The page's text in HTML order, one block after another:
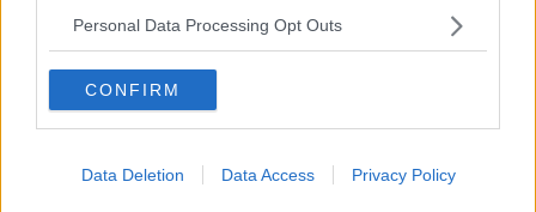
Personal Data Processing Opt Outs
CONFIRM
Data Deletion Data Access Privacy Policy
La farsa delle elezioni in Siria
In Medioriente non ci sono favole, solo realtà
Biden chiama ma Netanyahu non risponde
Niente di nuovo in Medioriente
La forza di Boris Johnson
Mar Mediterraneo cimitero silente